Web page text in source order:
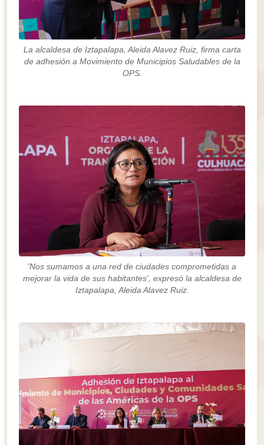
La alcaldesa de Iztapalapa, Aleida Alavez Ruiz, firma carta
de adhesión a Movimiento de Municipios Saludables de la
OPS.
'Nos sumamos a una red de ciudades comprometidas a
mejorar la vida de sus habitantes', expresó la alcaldesa de
Iztapalapa, Aleida Alavez Ruiz.